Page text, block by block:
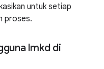
untuk setiap
proses.
lmkd di